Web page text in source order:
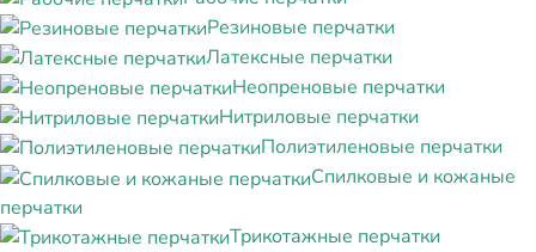
Резиновые перчатки
Латексные перчатки
Неопреновые перчатки
Нитриловые перчатки
Полиэтиленовые перчатки
Спилковые и кожаные
перчатки
Трикотажные перчатки